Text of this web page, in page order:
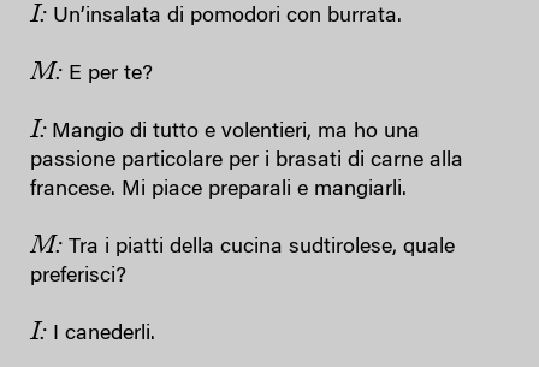
I: Un’insalata di pomodori con burrata.
M: E per te?
I: Mangio di tutto e volentieri, ma ho una
passione particolare per i brasati di carne alla
francese. Mi piace preparali e mangiarli.
M: Tra i piatti della cucina sudtirolese, quale
preferisci?
I: I canederli.